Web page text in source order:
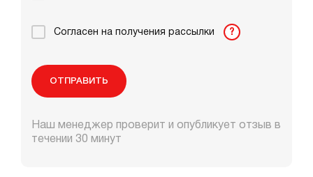
Согласен на получения рассылки ?
ОТПРАВИТЬ
Наш менеджер проверит и опубликует отзыв в
течении 30 минут